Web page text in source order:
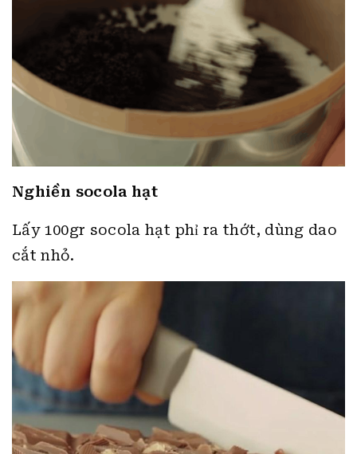
Nghiền socola hạt
Lấy 100gr socola hạt phỉ ra thớt, dùng dao
cắt nhỏ.